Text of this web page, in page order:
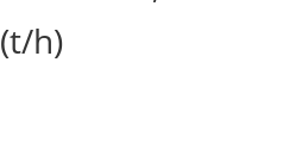
(t/h)